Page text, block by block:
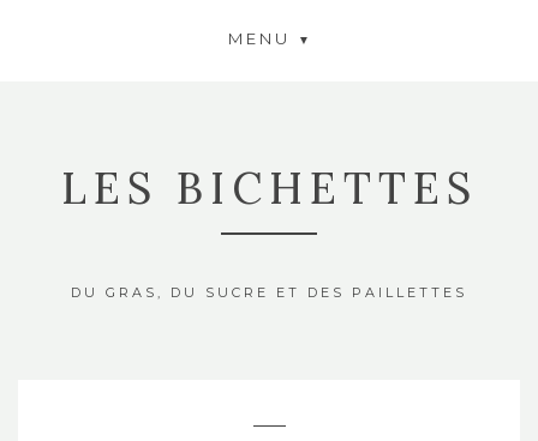
MENU
LES BICHETTES
DU GRAS, DU SUCRE ET DES PAILLETTES